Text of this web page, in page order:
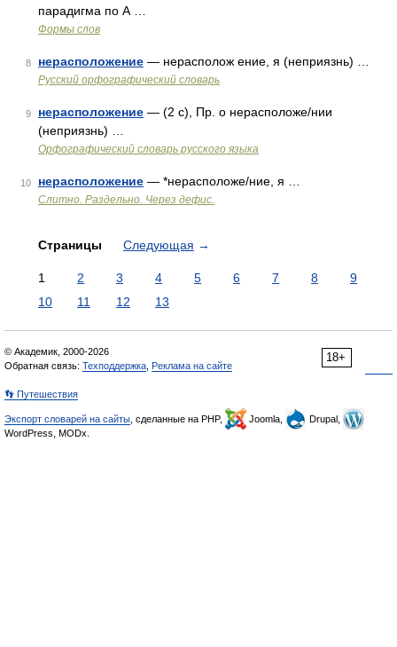
парадигма по А …
Формы слов
8 нерасположение — нерасполож ение, я (неприязнь) …
Русский орфографический словарь
9 нерасположение — (2 с), Пр. о нерасположе/нии
(неприязнь) …
Орфографический словарь русского языка
10 нерасположение — *нерасположе/ние, я …
Слитно. Раздельно. Через дефис.
Страницы Следующая →
1 2 3 4 5 6 7 8
9
10
11 12 13
18+
© Академик, 2000-2026
Обратная связь: Техподдержка Реклама на сайте
👣 Путешествия
Экспорт словарей на сайты , сделанные на PHP, Joomla,
Drupal,
WordPress, MODx.